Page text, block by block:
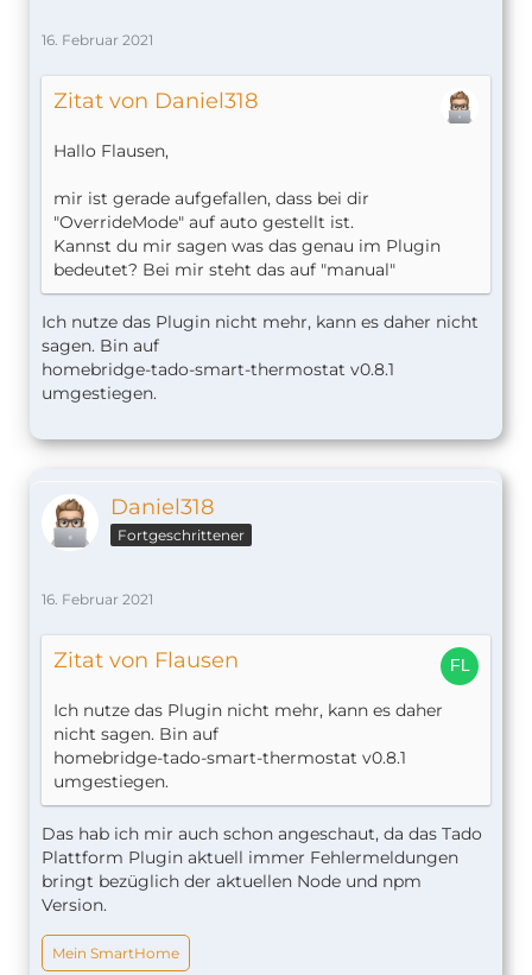
"zoneType": "HEATING",
"serial": "VA2900827136",
},
"VA2478381824-2": {
"active": true,
"heatValue": 5,
"coolValue": 5,
"maxDelay": 10,
"zoneName": "Schlafzimmer",
"zoneType": "HEATING",
"deviceType": "VA",
"serial": "VA2478381824",
},
"active": true,
"heatValue": 5,
"coolValue": 5,
"overrideMode": "manual",
"zoneName": "Küche",
"zoneType": "HEATING",
"serial": "VA3401128704",
"type": "thermostat"
},
"VA0901323520-4": {
"active": true,
"heatValue": 5,
"coolValue": 5,
"maxDelay": 10,
"overrideMode": "manual",
"zoneName": "Badezimmer",
16. Februar 2021
Zitat von Daniel318
Hallo Flausen,
mir ist gerade aufgefallen, dass bei dir
"OverrideMode" auf auto gestellt ist.
Kannst du mir sagen was das genau im Plugin
bedeutet? Bei mir steht das auf "manual"
Ich nutze das Plugin nicht mehr, kann es daher nicht
sagen. Bin auf
homebridge-tado-smart-thermostat v0.8.1
umgestiegen.
Daniel318
Fortgeschrittener
16. Februar 2021
Zitat von Flausen
Ich nutze das Plugin nicht mehr, kann es daher
nicht sagen. Bin auf
homebridge-tado-smart-thermostat v0.8.1
umgestiegen.
Das hab ich mir auch schon angeschaut, da das Tado
Plattform Plugin aktuell immer Fehlermeldungen
bringt bezüglich der aktuellen Node und npm
Version.
Mein SmartHome